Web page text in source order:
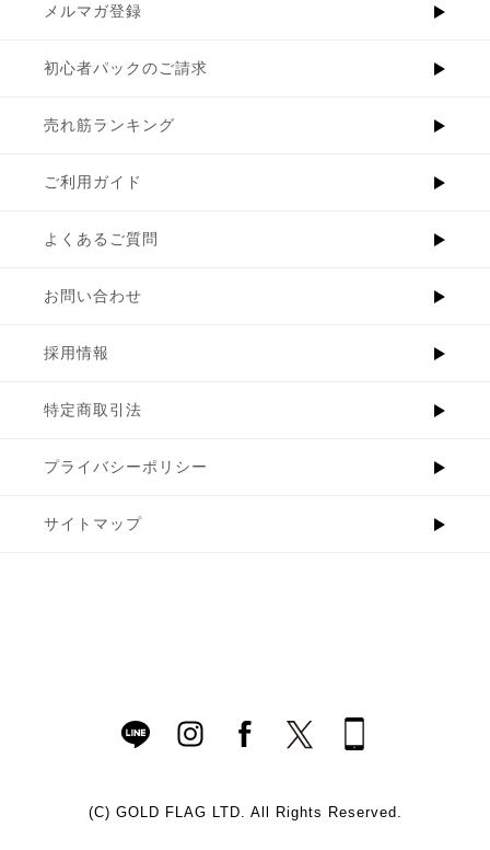
メルマガ登録
初心者パックのご請求
売れ筋ランキング
ご利用ガイド
よくあるご質問
お問い合わせ
採用情報
特定商取引法
プライバシーポリシー
サイトマップ
(C) GOLD FLAG LTD. All Rights Reserved.